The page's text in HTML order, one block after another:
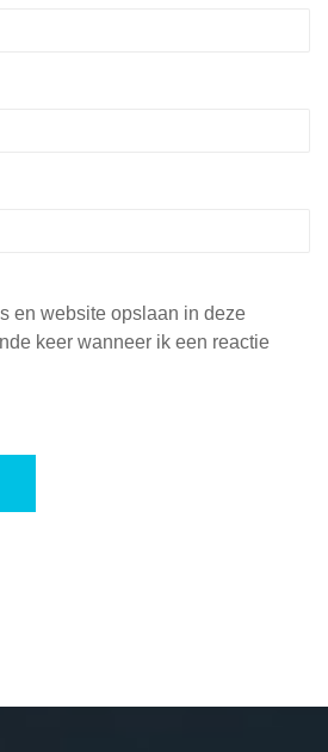
en website opslaan in deze
keer wanneer ik een reactie